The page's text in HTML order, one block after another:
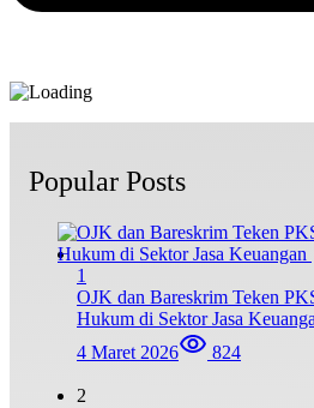
Popular Posts
1
OJK dan Bareskrim Teken
Hukum di Sektor Jasa
4 Maret 2026
824
2